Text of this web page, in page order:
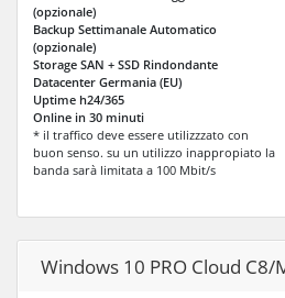
(opzionale)
Backup Settimanale Automatico
(opzionale)
Storage SAN + SSD Rindondante
Datacenter Germania (EU)
Uptime h24/365
Online in 30 minuti
* il traffico deve essere utilizzzato con
buon senso. su un utilizzo inappropiato la
banda sarà limitata a 100 Mbit/s
Windows 10 PRO Cloud C8/